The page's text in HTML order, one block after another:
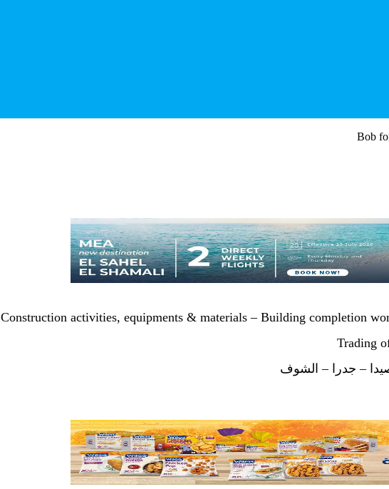
Bob
Construction activities, equipments & materials – Building completion
Trading
– جدرا – الشوف